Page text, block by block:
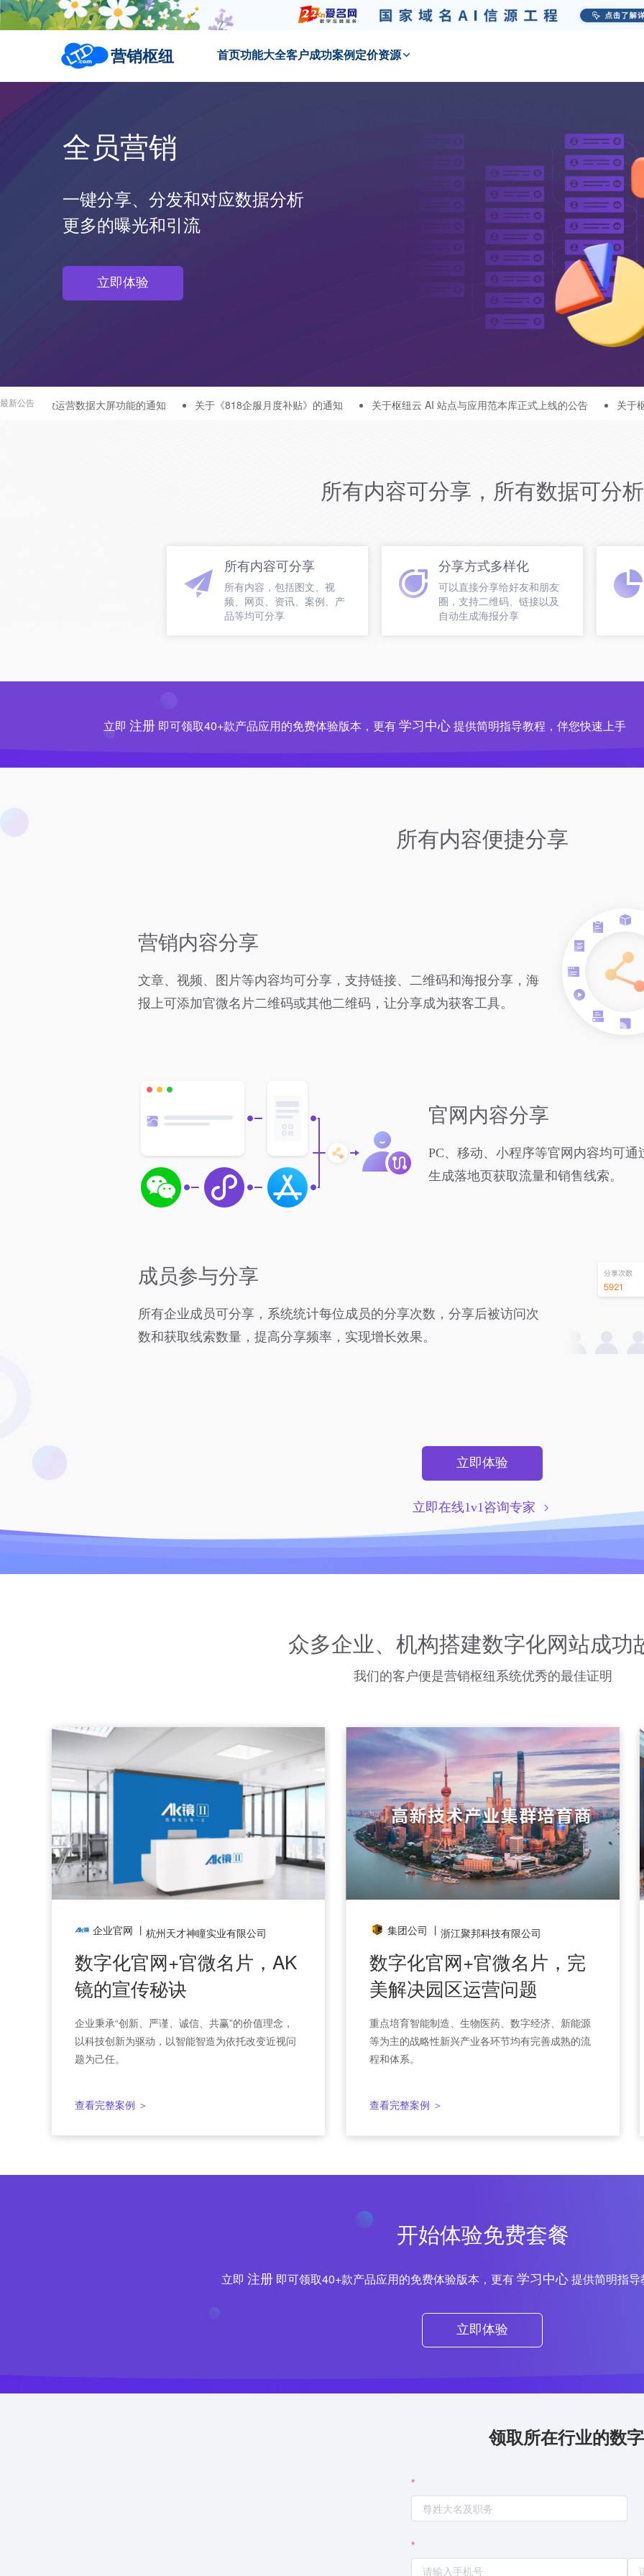
营销枢纽 首页功能大全客户成功案例 定价资源
全员营销
一键分享、分发和对应数据分析
更多的曝光和引流
立即体验
最新公告
据大屏功能的通知 关于《818企服月度补贴》的通知 关于枢纽云 AI 站点与应用范本库正式上线的公告 关于枢纽云 AI 友好型
所有内容可分享，所有数据可分析
所有内容，包括图文、视
频、网页、资讯、案例、产
品等均可分享
分享方式多样化
可以直接分享给好友和朋友
圈，支持二维码、链接以及
自动生成海报分享
所有内容可分享
立即 注册 即可领取40+款产品应用的免费体验版本，更有学习中心提供简明指导教程，伴您快速上手
所有内容便捷分享
营销内容分享
文章、视频、图片等内容均可分享，支持链接、二维码和海报分享，海
报上可添加官微名片二维码或其他二维码，让分享成为获客工具。
官网内容分享
PC、移动、小程序等官网内容均可
生成落地页获取流量和销售线索。
成员参与分享
所有企业成员可分享，系统统计每位成员的分享次数，分享后被访问次
数和获取线索数量，提高分享频率，实现增长效果。
立即在线1v1咨询专家
立即体验
集团公司 丨 瑞尔特卫浴
官网小程序+官微名片，卫
浴销售秘诀
瑞尔特希望通过创造令人留恋的卫浴空间，让美好
的生活得以依存，让家人的关怀和爱意永驻。
查看完整案例 ＞
商城小程序 丨上海链享健康管理有限公司
全国HPV疫苗预约？链享靠
什么提供这些功能？
链享通过LTD营销中台搭建了商城网站并生成在线
商城小程序，实现PC+移动方便快捷预约及购买服
务。
查看完整案例 ＞
企业官网 丨 杭州天才神瞳实业有限公司
数字化官网+官微名片，AK
镜的宣传秘诀
企业秉承“创新、严谨、诚信、共赢”的价值理念，
以科技创新为驱动，以智能智造为依托改变近视问
题为己任。
查看完整案例 ＞
集团公司 丨 浙江聚邦科技有限公司
数字化官网+官微名片，完
美解决园区运营问题
重点培育智能制造、生物医药、数字经济、新能源
等为主的战略性新兴产业各环节均有完善成熟的流
程和体系。
查看完整案例 ＞
众多企业、机构搭建数字化网站成功
我们的客户便是营销枢纽系统优秀的最佳证明
开始体验免费套餐
立即 注册即可领取40+款产品应用的免费体验版本，更有学习中心提供简明指导
立即体验
领取所在行业的数